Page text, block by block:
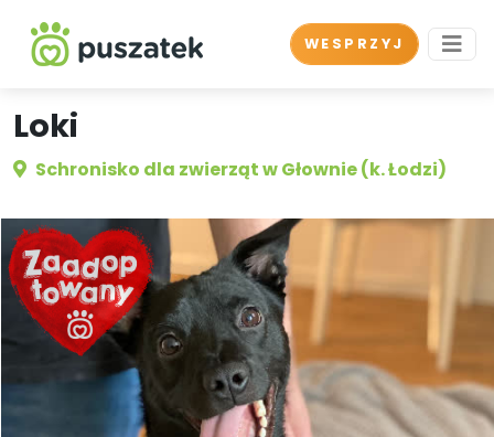
WESPRZYJ
Loki
Schronisko dla zwierząt w Głownie (k. Łodzi)